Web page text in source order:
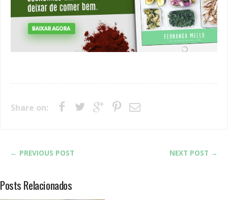
Share on:
← PREVIOUS POST NEXT POST →
Posts Relacionados